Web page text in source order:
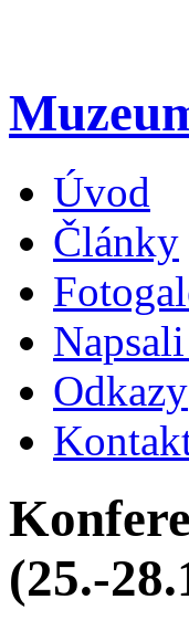
Úvod
Články
Odkazy
(25.-